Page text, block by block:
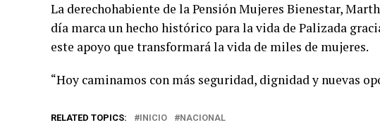
La derechohabiente de la Pensión Mujeres Bienestar,
día marca un hecho histórico para la vida de Palizada
este apoyo que transformará la vida de miles de mujeres.
“Hoy caminamos con más seguridad, dignidad y nuevas
RELATED TOPICS: INICIO NACIONAL